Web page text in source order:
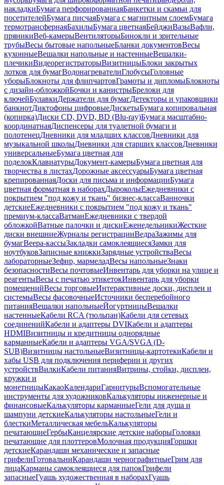
накладкиБумага перфорированнаяБанкетки и скамьи для
посетителейБумага писчаяБумага с магнитным слоемБумага
термотрансфернаяБахилыБумага цветнаяБейджиВазыВафли,
пряникиВеб-камерыВентиляторыБинокли и зрительные
трубыВесы бытовые напольныеБланки документовВесы
кухонныеВешалки напольные и настенныеВешалки-
плечикиВидеорегистраторыВизитницыБлоки закрытых
лотков для бумагВодонагревателиГлобусыГоловные
уборыБлокноты для флипчартовГрамоты и дипломыБлокноты
с дизайн-обложкойБочки и канистрыБрелоки для
ключейБулавкиДержатели для бумагДетекторы и упаковщики
банкнотДиктофоны цифровыеДискетыБумага копировальная
(копирка)Диски CD, DVD, BD (Blu-ray)Бумага масштабно-
координатнаяДиспенсеры для туалетной бумаги и
полотенецДневники для младших классовДневники для
музыкальной школыДневники для старших классовДневники
универсальныеБумага цветная для
поделокКлавиатурыДокумент-камерыБумага цветная для
творчества в листахДорожные аксессуарыБумага цветная
крепированнаяДоски для письма и информацииБумага
цветная форматная в наборахДыроколыЕжедневники с
покрытием "под кожу и ткань" бизнес-классаВанночки
детскиеЕжедневники с покрытием "под кожу и ткань"
премиум-классаВатманЕжедневники с твердой
обложкойВатные палочки и дискиЕженедельникиЖесткие
диски внешниеЖурналы регистрацииВедраЗажимы для
бумагВеера-кассыЗакладки самоклеящиесяЗамки для
ноутбуковЗаписные книжкиЗарядные устройстваВесы
лабораторныеЗефир, мармеладВесы напольныеЗнаки
безопасностиВесы почтовыеИнвентарь для уборки на улице и
реагентыВесы с печатью этикетокИнвентарь для уборки
помещенийВесы торговыеИнтерактивные доски, дисплеи и
системыВесы фасовочныеИсточники бесперебойного
питанияВешалки напольныеЙогуртницыВешалки
настенныеКабели RCA (тюльпан)Кабели для сетевых
соединенийКабели и адаптеры DVIКабели и адаптеры
HDMIВизитницы и кредитницы однорядные
карманныеКабели и адаптеры VGA/SVGA (D-
SUB)Визитницы настольныеВизитницы-картотекиКабели и
хабы USB для подключения периферии и других
устройствВилкиКабели питанияВитрины, стойки, дисплеи,
кружки и
монетницыКакаоКалендариГарнитурыВспомогательные
инструменты для художниковКалькуляторы инженерные и
финансовыеКалькуляторы карманныеГели для душа и
шампуни детскиеКалькуляторы настольныеГели и
блесткиМеталлическая мебельКалькуляторы
печатающиеГербыКанцелярские детские наборыГоловки
печатающие для плоттеровМолочная продукцияГоршки
детскиеКарандаши механические и запасные
грифелиГотовальниКарандаши чернографитныеГрим для
лицаКарманы самоклеящиеся для папокГрифели
запасныеГуашь художественная в наборахГуашь